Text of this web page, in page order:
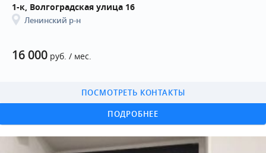
16 000 руб. / мес.
1-к, Волгоградская улица 16
Ленинский р-н
ПОДРОБНЕЕ
ПОСМОТРЕТЬ КОНТАКТЫ